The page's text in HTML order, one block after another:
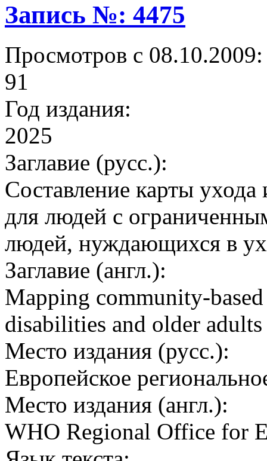
Запись №: 4475
Просмотров с 08.10.2009:
91
Год издания:
2025
Заглавие (русс.):
Составление карты
для людей с
людей, нуждающихся в
Заглавие (англ.):
Mapping community-
disabilities and older
Место издания (русс.):
Европейское
Место издания (англ.):
WHO Regional Office for